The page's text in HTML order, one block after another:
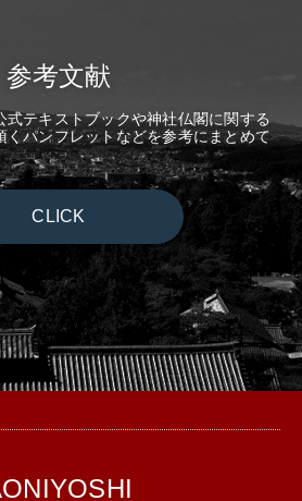
参考文献
式テキストブックや神社仏閣に関する
くパンフレットなどを参考にまとめて
CLICK